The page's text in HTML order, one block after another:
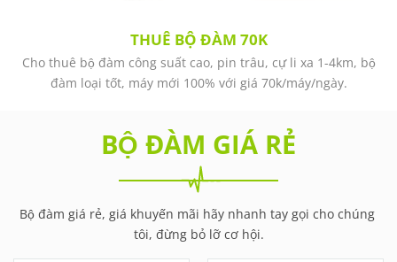
THUÊ BỘ ĐÀM 70K
công suất cao, pin trâu, cự li xa 1-4km, bộ
máy mới 100% với giá 70k/máy/ngày.
Qúy khách thuê
10 ngày
BỘ ĐÀM GIÁ RẺ
Bộ đàm giá rẻ, giá khuyến mãi hãy nhanh tay gọi cho chúng
tôi, đừng bỏ lỡ cơ hội.